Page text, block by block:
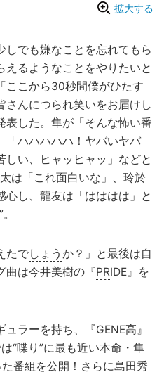
拡大する
でも嫌なことを忘れてもら
えるようなことをやりたいと
ここから30秒間僕がひたす
さんにつられ笑いをお届けし
表した。隼が「そんな怖い番
「ハハハハハ！ヤバいヤバ
い、ヒャッヒャッ」などと
は「これ面白いな」、玲於
心し、龍友は「はははは」と
たでしょう か？」と最後は自
曲は今井美樹の『PRIDE』を
ラーを持ち、『GENE高』
“喋り”に最も近い本命・隼
番組を公開！さらに島田秀